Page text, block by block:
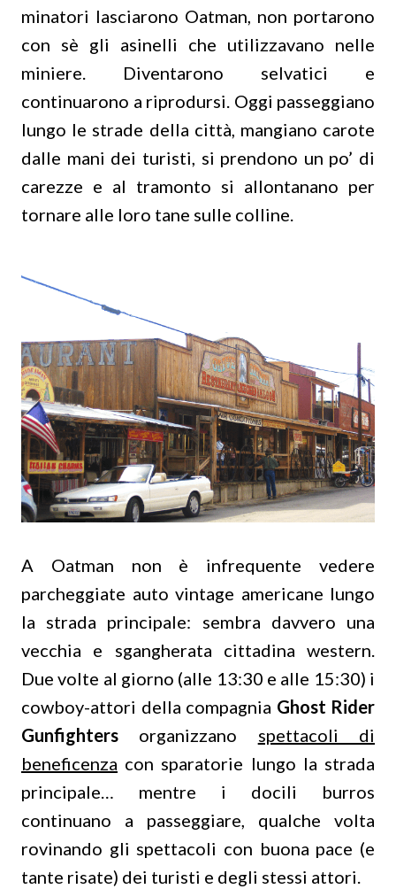
minatori lasciarono Oatman, non portarono
con sè gli asinelli che utilizzavano nelle
miniere. Diventarono selvatici e
continuarono a riprodursi. Oggi passeggiano
lungo le strade della città, mangiano carote
dalle mani dei turisti, si prendono un po’ di
carezze e al tramonto si allontanano per
tornare alle loro tane sulle colline.
A Oatman non è infrequente vedere
parcheggiate auto vintage americane lungo
la strada principale: sembra davvero una
vecchia e sgangherata cittadina western.
Due volte al giorno (alle 13:30 e alle 15:30) i
cowboy-attori della compagnia Ghost Rider
Gunfighters organizzano spettacoli di
beneficenza con sparatorie lungo la strada
principale… mentre i docili burros
continuano a passeggiare, qualche volta
rovinando gli spettacoli con buona pace (e
tante risate) dei turisti e degli stessi attori.